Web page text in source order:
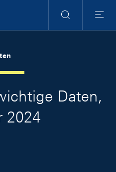
Suche
Menu
Daten,
2024